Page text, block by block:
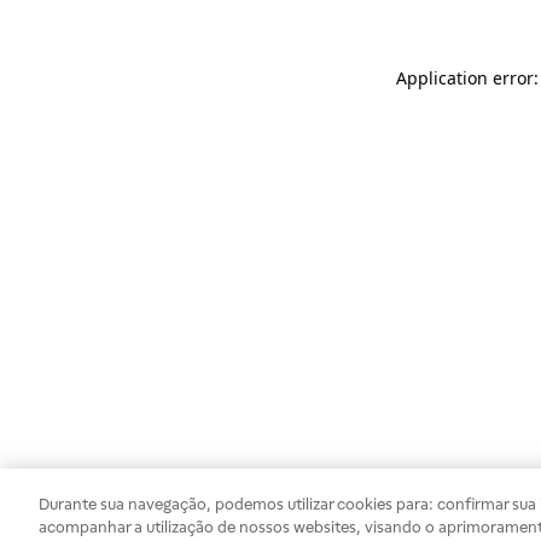
Application
Durante sua navegação, podemos utilizar cookies para: confirmar
acompanhar a utilização de nossos websites, visando o